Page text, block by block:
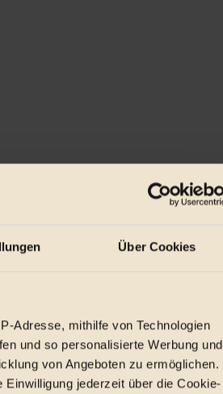
Über Cookies
Adresse, mithilfe von Technologien
und so personalisierte Werbung und
von Angeboten zu ermöglichen.
jederzeit über die Cookie-